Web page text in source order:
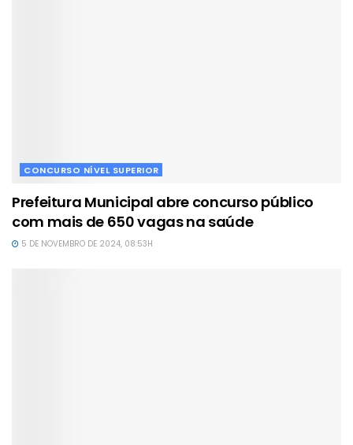
CONCURSO NÍVEL SUPERIOR
Prefeitura Municipal abre concurso público
com mais de 650 vagas na saúde
5 DE NOVEMBRO DE 2024, 08:53H